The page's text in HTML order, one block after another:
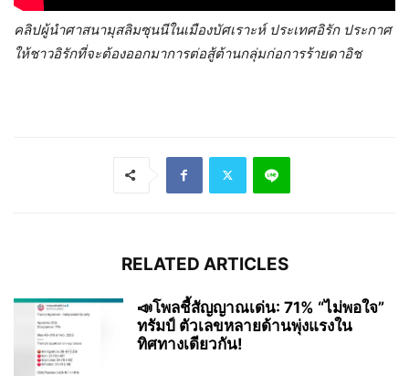
คลิปผู้นำศาสนามุสลิมซุนนีในเมืองบัศเราะห์ ประเทศอิรัก ประกาศ
ให้ชาวอิรักที่จะต้องออกมาการต่อสู้ต้านกลุ่มก่อการร้ายดาอิช
RELATED ARTICLES
📣โพลชี้สัญญาณเด่น: 71% “ไม่พอใจ”
ทรัมป์ ตัวเลขหลายด้านพุ่งแรงใน
ทิศทางเดียวกัน!